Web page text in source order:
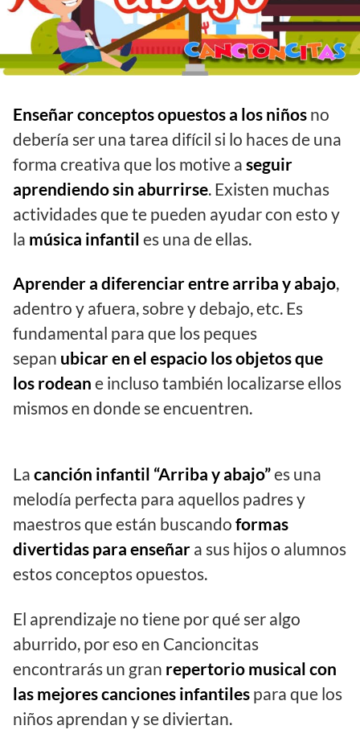
Enseñar conceptos opuestos a los niños no
debería ser una tarea difícil si lo haces de una
forma creativa que los motive a seguir
aprendiendo sin aburrirse. Existen muchas
actividades que te pueden ayudar con esto y
la música infantil es una de ellas.
Aprender a diferenciar entre arriba y abajo,
adentro y afuera, sobre y debajo, etc. Es
fundamental para que los peques
sepan ubicar en el espacio los objetos que
los rodean e incluso también localizarse ellos
mismos en donde se encuentren.
La canción infantil “Arriba y abajo”es una
melodía perfecta para aquellos padres y
maestros que están buscando formas
divertidas para enseñar a sus hijos o alumnos
estos conceptos opuestos.
El aprendizaje no tiene por qué ser algo
aburrido, por eso en Cancioncitas
encontrarás un gran repertorio musical con
las mejores canciones infantiles para que los
niños aprendan y se diviertan.